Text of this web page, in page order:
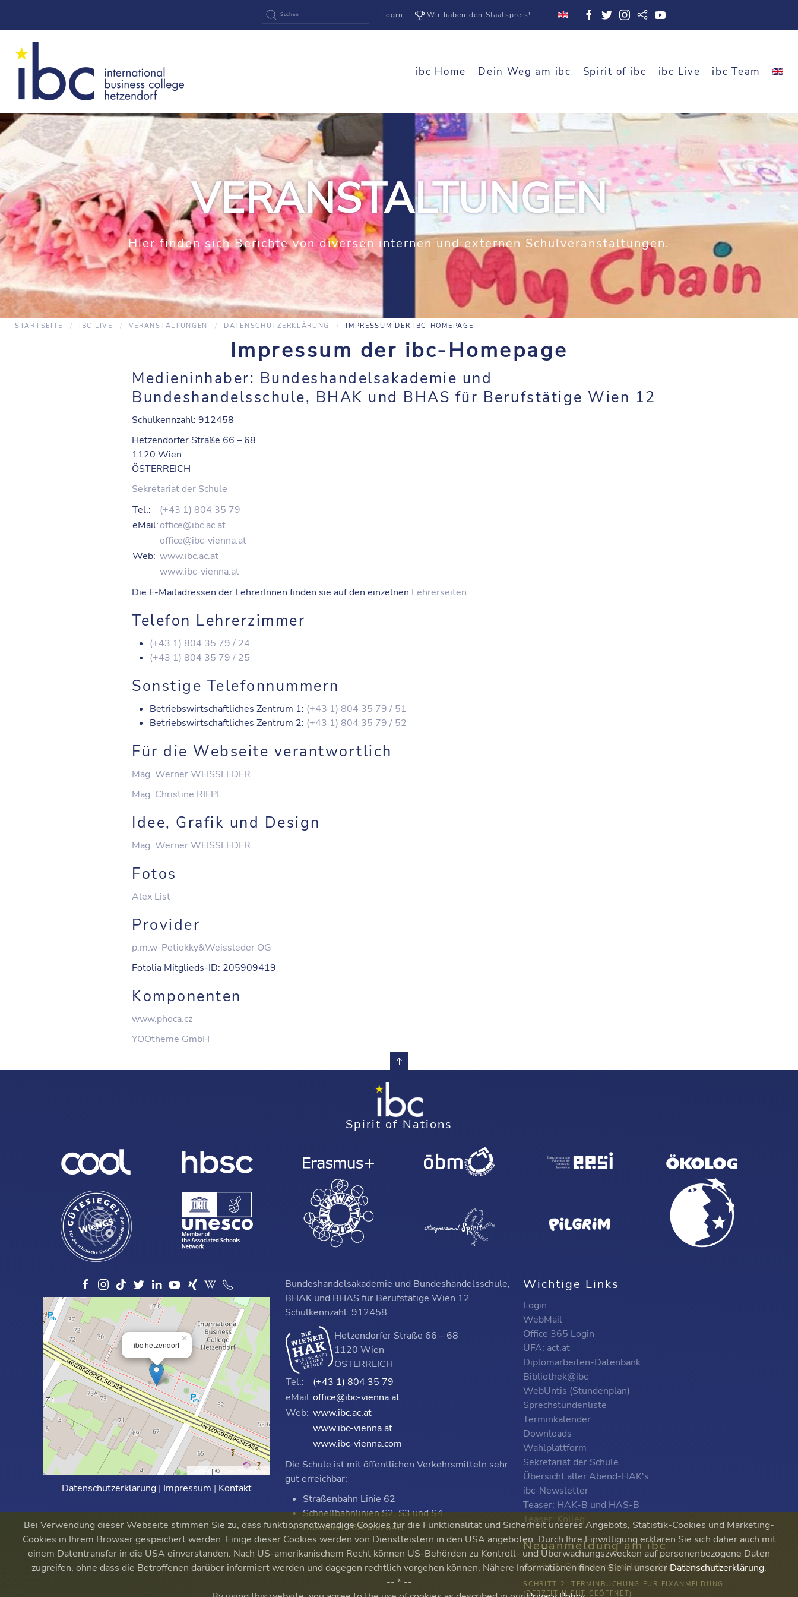
Login Wir haben den Staatspreis!
ibc Home Dein Weg am ibc Spirit of ibc ibc Live ibc Team
VERANSTALTUNGEN
Hier finden sich Berichte von diversen internen und externen Schulveranstaltungen.
STARTSEITE IBC LIVE VERANSTALTUNGEN DATENSCHUTZERKLÄRUNG IMPRESSUM DER IBC-HOMEPAGE
Impressum der ibc-Homepage
Medieninhaber: Bundeshandelsakademie und
Bundeshandelsschule, BHAK und BHAS für Berufstätige Wien 12
Schulkennzahl: 912458
Hetzendorfer Straße 66 – 68
1120 Wien
ÖSTERREICH
Sekretariat der Schule
Tel.:
(+43 1) 804 35 79
eMail:office@ibc.ac.at
office@ibc-vienna.at
Web: www.ibc.ac.at
www.ibc-vienna.at
Die E-Mailadressen der LehrerInnen finden sie auf den einzelnen Lehrerseiten.
Telefon Lehrerzimmer
(+43 1) 804 35 79 / 24
(+43 1) 804 35 79 / 25
Sonstige Telefonnummern
Betriebswirtschaftliches Zentrum 1: (+43 1) 804 35 79 / 51
Betriebswirtschaftliches Zentrum 2: (+43 1) 804 35 79 / 52
Für die Webseite verantwortlich
Mag. Werner WEISSLEDER
Mag. Christine RIEPL
Idee, Grafik und Design
Mag. Werner WEISSLEDER
Fotos
Alex List
Provider
p.m.w-Petiokky&Weissleder OG
Fotolia Mitglieds-ID: 205909419
Komponenten
www.phoca.cz
YOOtheme GmbH
Spirit of Nations
ibc hetzendorf
×
Leaflet | © OpenStreetMap
Datenschutzerklärung| Impressum | Kontakt
Bundeshandelsakademie und Bundeshandelsschule,
BHAK und BHAS für Berufstätige Wien 12
Schulkennzahl: 912458
Hetzendorfer Straße 66 – 68
1120 Wien
ÖSTERREICH
Tel.:
(+43 1) 804 35 79
eMail:office@ibc-vienna.at
Web: www.ibc.ac.at
www.ibc-vienna.at
www.ibc-vienna.com
Die Schule ist mit öffentlichen Verkehrsmitteln sehr
gut erreichbar:
Straßenbahn Linie 62
Schnellbahnlinien S2, S3 und S4
Buslinien 16A und 64B
Wichtige Links
Login
WebMail
Office 365 Login
ÜFA: act.at
Diplomarbeiten-Datenbank
Bibliothek@ibc
WebUntis (Stundenplan)
Sprechstundenliste
Terminkalender
Downloads
Wahlplattform
Sekretariat der Schule
Übersicht aller Abend-HAK's
ibc-Newsletter
Teaser: HAK-B und HAS-B
Teaser: Kolleg
Neuanmeldung am ibc
Schritt 1: Onlinevoranmeldung (nicht bindend)
SCHRITT 2: TERMINBUCHUNG FÜR FIXANMELDUNG
(DERZEIT NICHT GEÖFFNET)
Bei Verwendung dieser Webseite stimmen Sie zu, dass funktionsnotwendige Cookies für die Funktionalität und Sicherheit unseres Angebots, Statistik-Cookies und Marketing-
Cookies in Ihrem Browser gespeichert werden. Einige dieser Cookies werden von Dienstleistern in den USA angeboten. Durch Ihre Einwilligung erklären Sie sich daher auch mit
einem Datentransfer in die USA einverstanden. Nach US-amerikanischem Recht können US-Behörden zu Kontroll- und Überwachungszwecken auf personenbezogene Daten
zugreifen, ohne dass die Betroffenen darüber informiert werden und dagegen rechtlich vorgehen können. Nähere Informationen finden Sie in unsererDatenschutzerklärung.
-- * --